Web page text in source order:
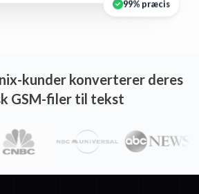
99% præcis
kunder konverterer deres
GSM-filer til tekst